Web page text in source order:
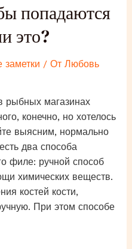
попадаются
это?
заметки / От Любовь
рыбных магазинах
конечно, но хотелось
выясним, нормально
два способа
филе: ручной способ
химических веществ.
костей кости,
При этом способе